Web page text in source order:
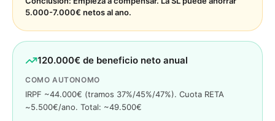
5.000-7.000€ netos al ano.
120.000€ de beneficio neto anual
COMO AUTONOMO
IRPF ~44.000€ (tramos 37%/45%/47%). Cuota RETA
~5.500€/ano. Total: ~49.500€